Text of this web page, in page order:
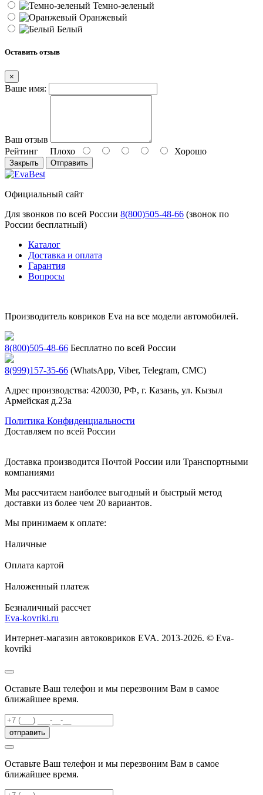
Темно-зеленый
Оранжевый
Белый
Оставить отзыв
×
Ваше имя:
Ваш отзыв
Рейтинг Плохо Хорошо
Закрыть Отправить
Официальный сайт
Для звонков по всей России 8(800)505-48-66 (звонок по
России бесплатный)
Каталог
Доставка и оплата
Гарантия
Вопросы
Производитель ковриков Eva на все модели автомобилей.
8(800)505-48-66 Бесплатно по всей России
8(999)157-35-66 (WhatsApp, Viber, Telegram, СМС)
Адрес производства: 420030, РФ, г. Казань, ул. Кызыл
Армейская д.23а
Политика Конфиденциальности
Доставляем по всей России
Доставка производится Почтой России или Транспортными
компаниями
Мы рассчитаем наиболее выгодный и быстрый метод
доставки из более чем 20 вариантов.
Мы принимаем к оплате:
Наличные
Оплата картой
Наложенный платеж
Безналичный рассчет
Eva-kovriki.ru
Интернет-магазин автоковриков EVA. 2013-2026. © Eva-
kovriki
Оставьте Ваш телефон и мы перезвоним Вам в самое
ближайшее время.
отправить
Оставьте Ваш телефон и мы перезвоним Вам в самое
ближайшее время.